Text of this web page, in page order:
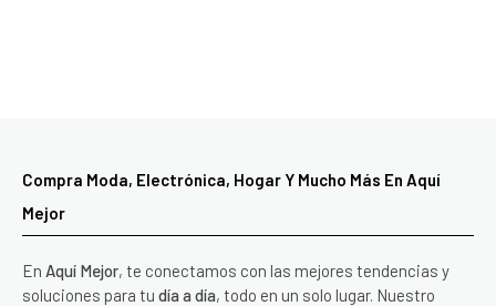
Compra Moda, Electrónica, Hogar Y Mucho Más En Aquí
Mejor
En Aquí Mejor, te conectamos con las mejores tendencias y
soluciones para tu día a día, todo en un solo lugar. Nuestro